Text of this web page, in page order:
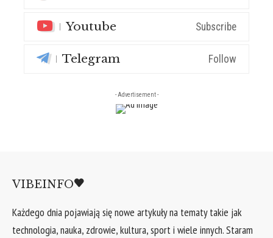
Youtube Subscribe
Telegram Follow
- Advertisement -
VIBEINFO
Każdego dnia pojawiają się nowe artykuły na tematy takie jak
technologia, nauka, zdrowie, kultura, sport i wiele innych. Staram